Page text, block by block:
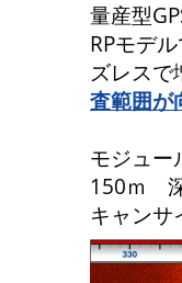
量産型
RPモデ
ズレスで
査範囲が
モジュ
150ｍ
キャンサ